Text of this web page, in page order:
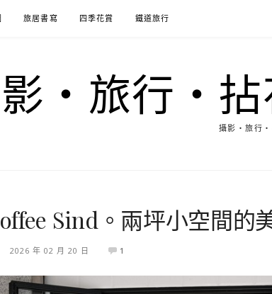
旅居書寫 四季花賞 鐵道旅行
‧旅行‧拈
攝影‧旅行‧
Sind。兩坪小空間的
2026 年 02 月 20 日 1